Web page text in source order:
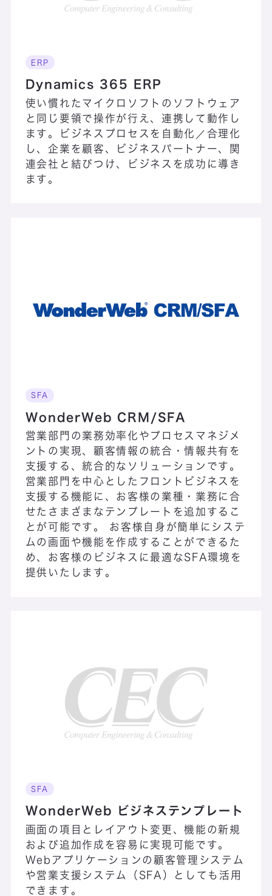
ICTインフラ運用
サービス
ICTインフラ構築サービス
MIB
Microsoft 365
Microsoft Azure
Officeアップグレ
ード検証サービス
PCデータ秘密分
散セキュリティ
ERP
Dynamics 365 ERP
使い慣れたマイクロソフトのソフトウェア
と同じ要領で操作が行え、連携して動作し
ます。ビジネスプロセスを自動化／合理化
し、企業を顧客、ビジネスパートナー、関
連会社と結びつけ、ビジネスを成功に導き
ます。
SFA
WonderWeb CRM/SFA
営業部門の業務効率化やプロセスマネジメ
ントの実現、顧客情報の統合・情報共有を
支援する、統合的なソリューションです。
営業部門を中心としたフロントビジネスを
支援する機能に、お客様の業種・業務に合
せたさまざまなテンプレートを追加するこ
とが可能です。 お客様自身が簡単にシステ
ムの画面や機能を作成することができるた
め、お客様のビジネスに最適なSFA環境を
提供いたします。
SFA
WonderWeb ビジネステンプレート
画面の項目とレイアウト変更、機能の新規
および追加作成を容易に実現可能です。
Webアプリケーションの顧客管理システム
や営業支援システム（SFA）としても活用
できます。